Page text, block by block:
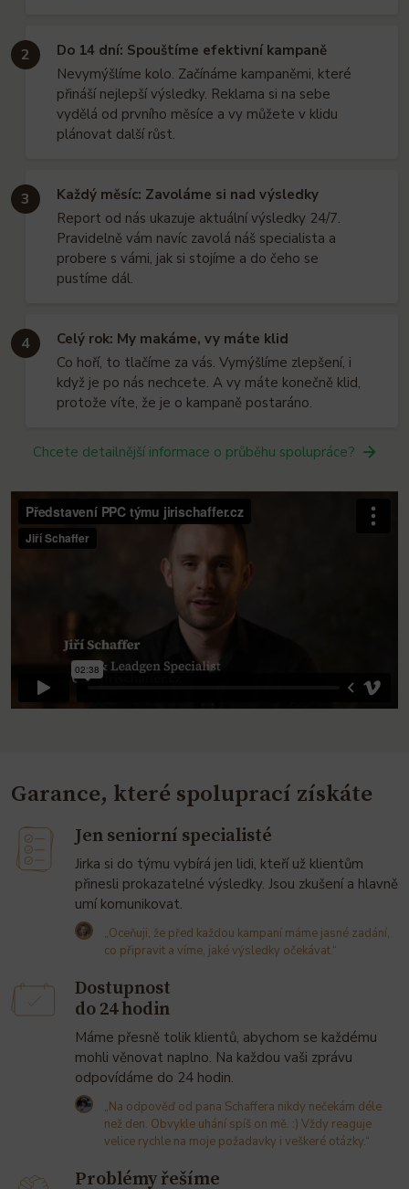
2
Do 14 dní: Spouštíme efektivní kampaně
Nevymýšlíme kolo. Začínáme kampaněmi, které
přináší nejlepší výsledky. Reklama si na sebe
vydělá od prvního měsíce a vy můžete v klidu
plánovat další růst.
3
Každý měsíc: Zavoláme si nad výsledky
Report od nás ukazuje aktuální výsledky 24/7.
Pravidelně vám navíc zavolá náš specialista a
probere s vámi, jak si stojíme a do čeho se
pustíme dál.
4
Celý rok: My makáme, vy máte klid
Co hoří, to tlačíme za vás. Vymýšlíme zlepšení, i
když je po nás nechcete. A vy máte konečně klid,
protože víte, že je o kampaně postaráno.
Chcete detailnější informace o průběhu spolupráce?
Garance, které spoluprací získáte
Jen seniorní specialisté
Jirka si do týmu vybírá jen lidi, kteří už klientům
přinesli prokazatelné výsledky. Jsou zkušení a hlavně
umí komunikovat.
„Oceňuji, že před každou kampaní máme jasné zadání,
co připravit a víme, jaké výsledky očekávat.“
Dostupnost
do 24 hodin
Máme přesně tolik klientů, abychom se každému
mohli věnovat naplno. Na každou vaši zprávu
odpovídáme do 24 hodin.
„Na odpověď od pana Schaffera nikdy nečekám déle
než den. Obvykle uhání spíš on mě. :) Vždy reaguje
velice rychle na moje požadavky i veškeré otázky.“
Problémy řešíme